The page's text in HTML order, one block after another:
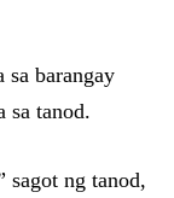
sa barangay
sa tanod.
sagot ng tanod,